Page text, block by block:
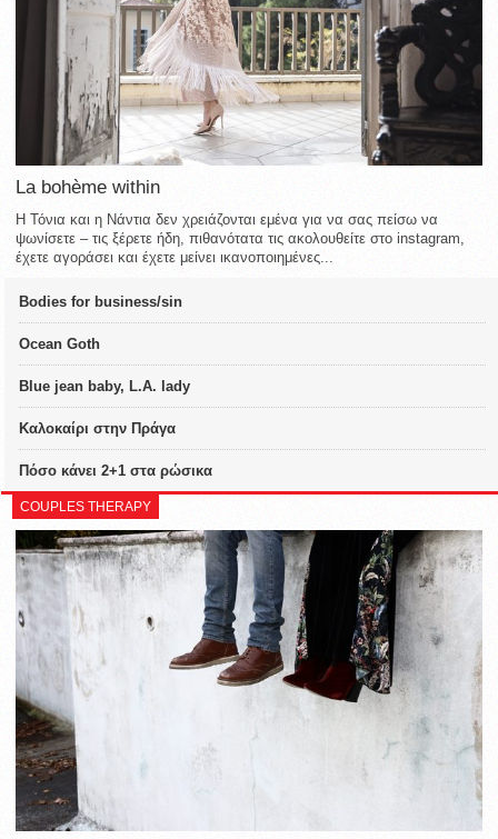
La bohème within
Η Τόνια και η Νάντια δεν χρειάζονται εμένα για να σας πείσω να
ψωνίσετε – τις ξέρετε ήδη, πιθανότατα τις ακολουθείτε στο instagram,
έχετε αγοράσει και έχετε μείνει ικανοποιημένες...
Bodies for business/sin
Ocean Goth
Blue jean baby, L.A. lady
Καλοκαίρι στην Πράγα
Πόσο κάνει 2+1 στα ρώσικα
COUPLES THERAPY